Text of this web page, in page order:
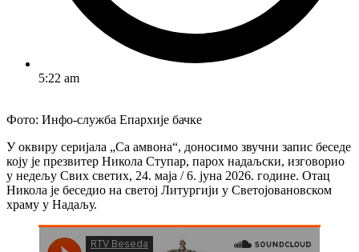
5:22 am
Фото: Инфо-служба Епархије бачке
У оквиру серијала „Са амвона“, доносимо звучни запис беседе
коју је презвитер Никола Ступар, парох надаљски, изговорио
у недељу Свих светих, 24. маја / 6. јуна 2026. године. Отац
Никола је беседио на светој Литургији у Светојовановском
храму у Надаљу.